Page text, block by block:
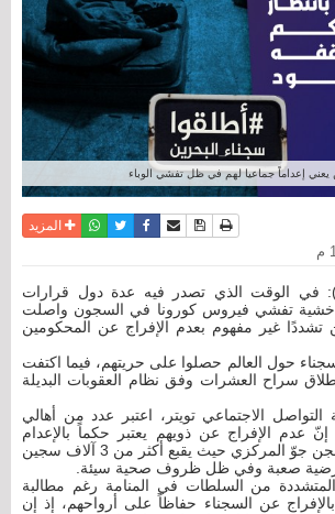
إعداماً جماعيا لهم في ظل تفشي الوباء
نسخة للطباعة
حفظ الموضوع
أرسل الى صديق
فيسبوكتويترواتسابالمزيد
في الوقت الذي تصدر فيه عدة دول قرارات
خشية تفشي فيروس كورونا في السجون واصلت
تشددًا غير مفهوم بعدم الإفراج عن المحكومين
حول العالم حصلوا على حريتهم، فيما اكتفت
سراح العشرات وفق نظام العقوبات البديلة
الاجتماعي تويتر، اعتبر عدد من أهالي
عدم الإفراج عن ذويهم يعتبر حكماً بالإعدام
الجماعي عليهم في سجن جوّ المركزي حيث يقبع أكثر من 3 آلاف سجين
صعبة وفي ظل ظروف صحية سيئة.
من السلطات في المنامة رغم مطالبة
عن السجناء حفاظاً على أرواحهم، إذ إن